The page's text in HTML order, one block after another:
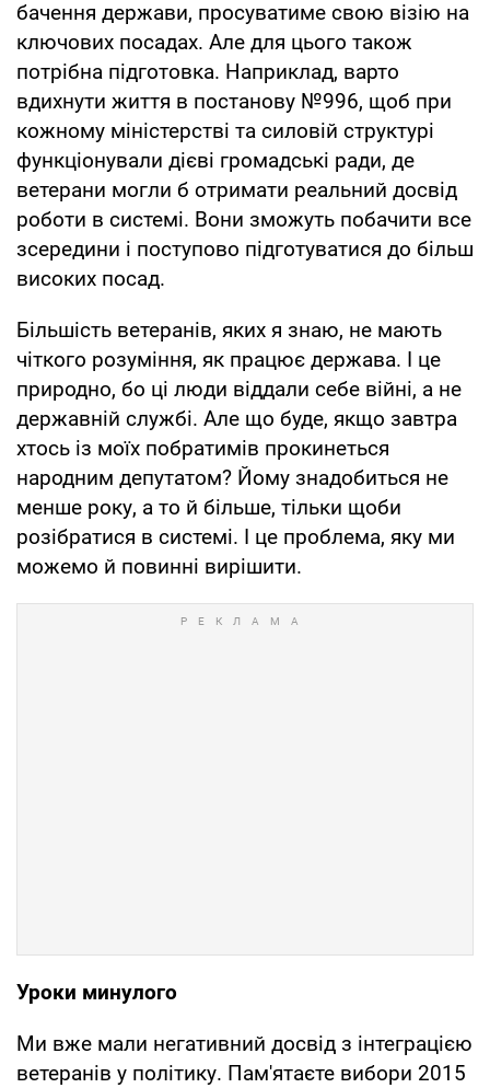
бачення держави, просуватиме свою візію на
ключових посадах. Але для цього також
потрібна підготовка. Наприклад, варто
вдихнути життя в постанову №996, щоб при
кожному міністерстві та силовій структурі
функціонували дієві громадські ради, де
ветерани могли б отримати реальний досвід
роботи в системі. Вони зможуть побачити все
зсередини і поступово підготуватися до більш
високих посад.
Більшість ветеранів, яких я знаю, не мають
чіткого розуміння, як працює держава. І це
природно, бо ці люди віддали себе війні, а не
державній службі. Але що буде, якщо завтра
хтось із моїх побратимів прокинеться
народним депутатом? Йому знадобиться не
менше року, а то й більше, тільки щоби
розібратися в системі. І це проблема, яку ми
можемо й повинні вирішити.
Уроки минулого
Ми вже мали негативний досвід з інтеграцією
ветеранів у політику. Пам'ятаєте вибори 2015